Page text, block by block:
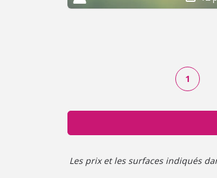
1
Les prix et les surfaces indiqués